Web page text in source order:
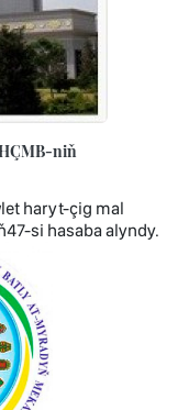
niň
haryt-çig mal
si hasaba alyndy.